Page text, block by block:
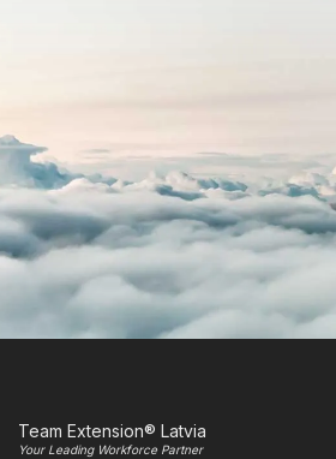
Team Extension® Latvia
Your Leading Workforce Partner